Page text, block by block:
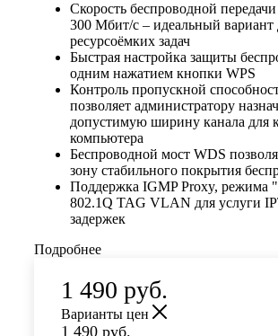
Скорость беспроводной
300 Мбит/с – идеальный вариант
ресурсоёмких задач
Быстрая настройка защиты
одним нажатием кнопки WPS
Контроль пропускной
позволяет администратору
допустимую ширину канала для
компьютера
Беспроводной мост WDS
зону стабильного покрытия
Поддержка IGMP Proxy, режима
802.1Q TAG VLAN для услуги
задержек
Подробнее
1 490 руб.
Варианты цен
1 490 руб.